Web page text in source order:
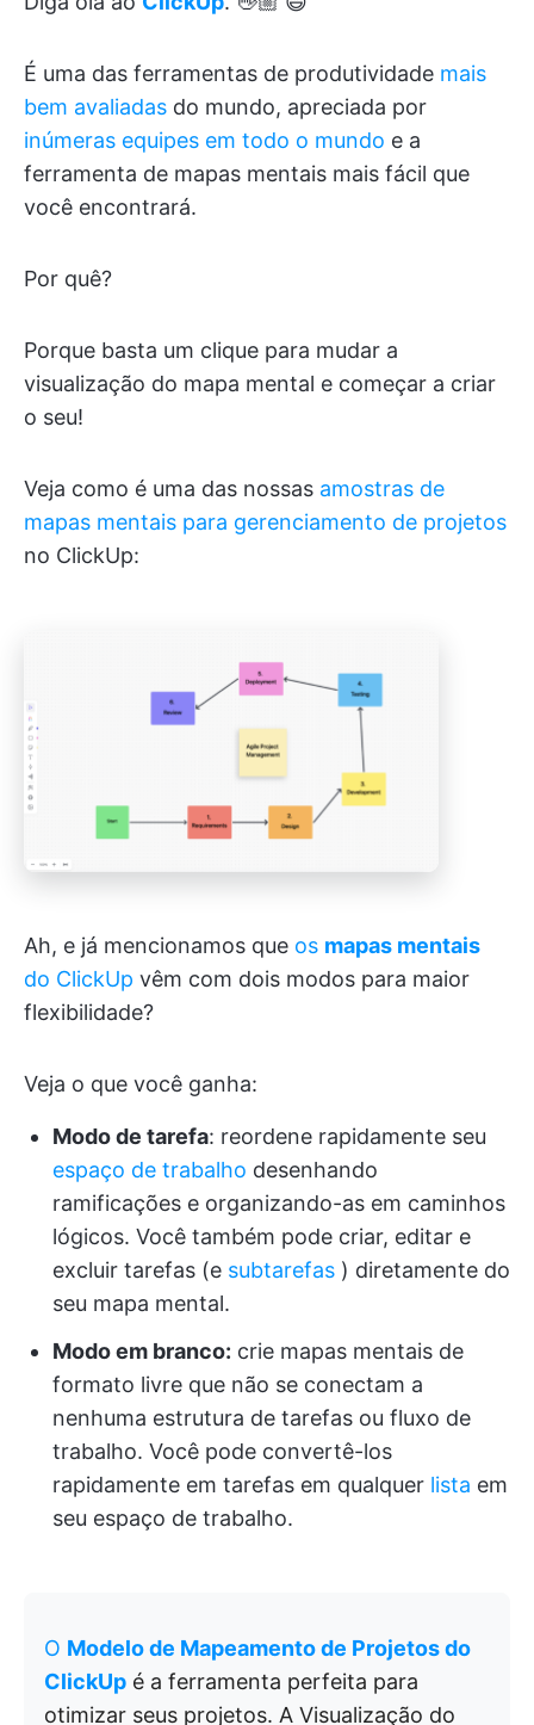
É uma das ferramentas de produtividade mais
bem avaliadas do mundo, apreciada por
inúmeras equipes em todo o mundo e a
ferramenta de mapas mentais mais fácil que
você encontrará.
Por quê?
Porque basta um clique para mudar a
visualização do mapa mental e começar a criar
o seu!
Veja como é uma das nossas amostras de
mapas mentais para gerenciamento de projetos
no ClickUp:
Ah, e já mencionamos que os mapas mentais
do ClickUp vêm com dois modos para maior
flexibilidade?
Veja o que você ganha:
Modo de tarefa: reordene rapidamente seu
espaço de trabalho desenhando
ramificações e organizando-as em caminhos
lógicos. Você também pode criar, editar e
excluir tarefas (e subtarefas ) diretamente do
seu mapa mental.
Modo em branco: crie mapas mentais de
formato livre que não se conectam a
nenhuma estrutura de tarefas ou fluxo de
trabalho. Você pode convertê-los
rapidamente em tarefas em qualquer lista em
seu espaço de trabalho.
O Modelo de Mapeamento de Projetos do
ClickUp é a ferramenta perfeita para
otimizar seus projetos. A Visualização do